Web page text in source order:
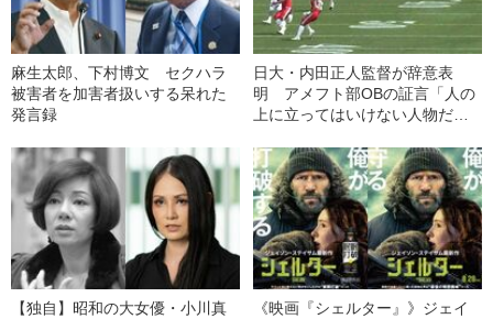
麻生太郎、下村博文 セクハラ
被害者を加害者扱いする呆れた
発言録
日大・内田正人監督が辞意表
明 アメフト部OBの証言「人の
上に立ってはいけない人物だっ
【独自】昭和の大女優・小川真
《映画『シェルター』》ジェイ